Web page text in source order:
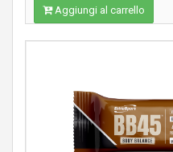
Aggiungi al carrello